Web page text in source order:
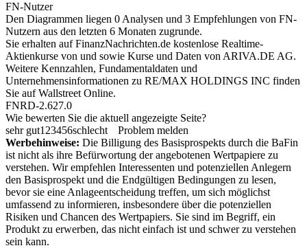
FN-Nutzer
Den Diagrammen liegen 0 Analysen und 3 Empfehlungen von FN-
Nutzern aus den letzten 6 Monaten zugrunde.
Sie erhalten auf FinanzNachrichten.de kostenlose Realtime-
Aktienkurse von und sowie Kurse und Daten von ARIVA.DE AG.
Weitere Kennzahlen, Fundamentaldaten und
Unternehmensinformationen zu RE/MAX HOLDINGS INC finden
Sie aufWallstreet Online.
FNRD-2.627.0
Wie bewerten Sie die aktuell angezeigte Seite?
sehr gut1 23456schlecht
Problem melden
Werbehinweise: Die Billigung des Basisprospekts durch die BaFin
ist nicht als ihre Befürwortung der angebotenen Wertpapiere zu
verstehen. Wir empfehlen Interessenten und potenziellen Anlegern
den Basisprospekt und die Endgültigen Bedingungen zu lesen,
bevor sie eine Anlageentscheidung treffen, um sich möglichst
umfassend zu informieren, insbesondere über die potenziellen
Risiken und Chancen des Wertpapiers. Sie sind im Begriff, ein
Produkt zu erwerben, das nicht einfach ist und schwer zu verstehen
sein kann.